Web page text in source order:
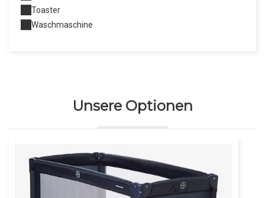
Toaster
Waschmaschine
Unsere Optionen